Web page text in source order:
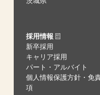
採用情報
新卒採用
キャリア採用
パート・アルバイト
個人情報保護方針・免
項